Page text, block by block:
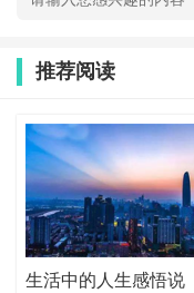
推荐阅读
生活中的人生感悟说